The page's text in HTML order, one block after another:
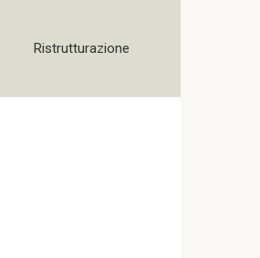
Ristrutturazione